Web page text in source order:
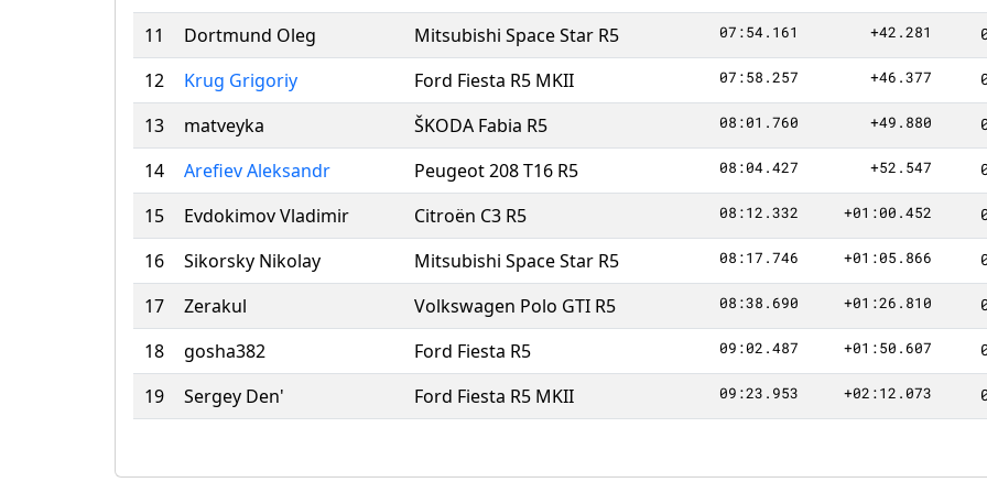
11 Dortmund Oleg Mitsubishi Space Star R5 07:54.161 +42.281
12 Krug Grigoriy Ford Fiesta R5 MKII 07:58.257 +46.377
13 matveyka ŠKODA Fabia R5 08:01.760 +49.880
14 Arefiev Aleksandr Peugeot 208 T16 R5 08:04.427 +52.547
15 Evdokimov Vladimir Citroën C3 R5 08:12.332 +01:00.452
16 Sikorsky Nikolay Mitsubishi Space Star R5 08:17.746 +01:05.866
17 Zerakul Volkswagen Polo GTI R5 08:38.690 +01:26.810
18 gosha382 Ford Fiesta R5 09:02.487 +01:50.607
19 Sergey Den' Ford Fiesta R5 MKII 09:23.953 +02:12.073